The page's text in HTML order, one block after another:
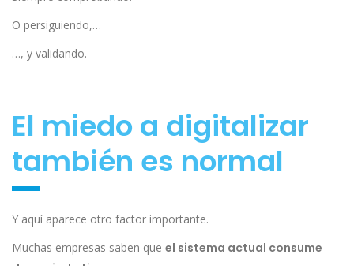
O persiguiendo,…
…, y validando.
El miedo a digitalizar
también es normal
Y aquí aparece otro factor importante.
Muchas empresas saben que el sistema actual consume